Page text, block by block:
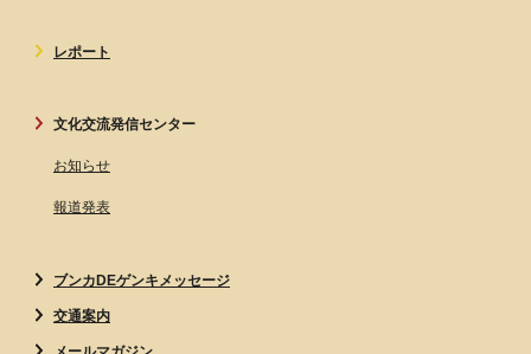
レポート
文化交流発信センター
お知らせ
報道発表
ブンカDEゲンキメッセージ
交通案内